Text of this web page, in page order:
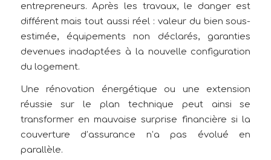
entrepreneurs. Après les travaux, le danger est
différent mais tout aussi réel : valeur du bien sous-
estimée, équipements non déclarés, garanties
devenues inadaptées à la nouvelle configuration
du logement.
Une rénovation énergétique ou une extension
réussie sur le plan technique peut ainsi se
transformer en mauvaise surprise financière si la
couverture d’assurance n’a pas évolué en
parallèle.